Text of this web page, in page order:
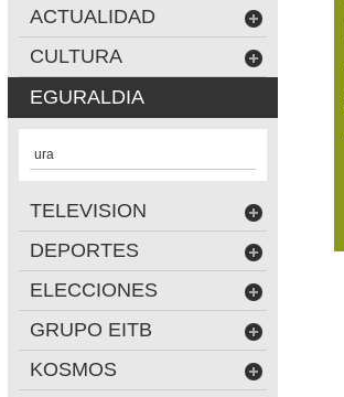
ACTUALIDAD
CULTURA
EGURALDIA
ura
TELEVISION
DEPORTES
ELECCIONES
GRUPO EITB
KOSMOS